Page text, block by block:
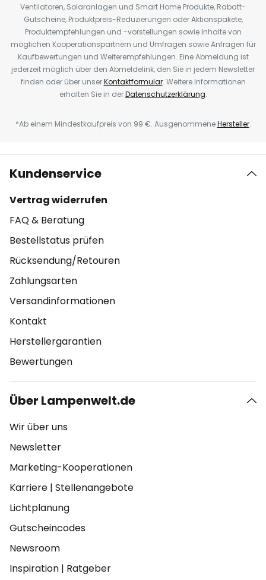
Ventilatoren, Solaranlagen und Smart Home Produkte, Rabatt-
Gutscheine, Produktpreis-Reduzierungen oder Aktionspakete,
Produktempfehlungen und -vorstellungen sowie Inhalte von
möglichen Kooperationspartnern und Umfragen sowie Anfragen für
Kaufbewertungen und Weiterempfehlungen. Eine Abmeldung ist
jederzeit möglich über den Abmeldelink, den Sie in jedem Newsletter
finden oder über unserKontaktformular. Weitere Informationen
erhalten Sie in derDatenschutzerklärung.
*Ab einem Mindestkaufpreis von 99 €. AusgenommeneHersteller.
Kundenservice
Vertrag widerrufen
FAQ & Beratung
Bestellstatus prüfen
Rücksendung/Retouren
Zahlungsarten
Versandinformationen
Kontakt
Herstellergarantien
Bewertungen
Über Lampenwelt.de
Wir über uns
Newsletter
Marketing-Kooperationen
Karriere | Stellenangebote
Lichtplanung
Gutscheincodes
Newsroom
Inspiration | Ratgeber